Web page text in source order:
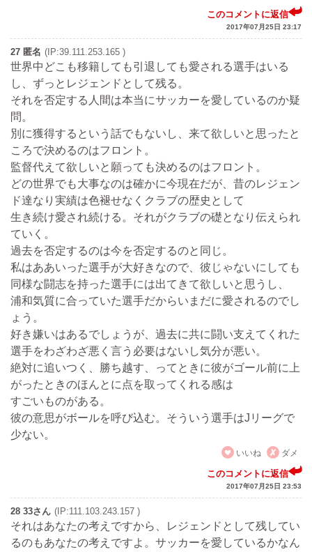
このコメントに返信
2017年07月25日 23:17
27 匿名 (IP:39.111.253.165 )
世界中どこも移籍しても引退しても愛される選手はいる
し、ずっとレジェンドとして残る。
それを否定する人間は本当にサッカーを愛しているのか疑
問。
別に獲得するという話でもないし、来て欲しいと思ったと
ころで決めるのはフロント。
監督代えて欲しいと願っても決めるのはフロント。
どの世界でも大事なのは確かに今現在だが、昔のレジェン
ド達なり実績は色褪せなくクラブの歴史として
生き続け愛され続ける。それがクラブの礎となり伝えられ
ていく。
過去を否定するのは今を否定するのと同じ。
私はああいった選手が大好きなので、彼じゃないにしても
同様な闘志を持った選手には出てきて欲しいと思うし、
浦和気質に合っていた選手だからいまだに愛されるのでし
ょう。
好き嫌いはあるでしょうが、過去に共に闘い支えてくれた
選手をわざわざ悪く言う必要はないし気分が悪い。
絶対に追いつく、勝ち越す、ってときに彼がゴール前に上
がったときのほんとに点を取ってくれる感は
すごいものがある。
彼の意思がボールを呼び込む。そういう選手はJリーグで
少ない。
いいね
ダメ
このコメントに返信
2017年07月25日 23:53
28 33さん (IP:111.103.243.157 )
それはあなたの考えですから、レジェンドとして残してい
るのもあなたの考えですよ。サッカーを愛しているかなん